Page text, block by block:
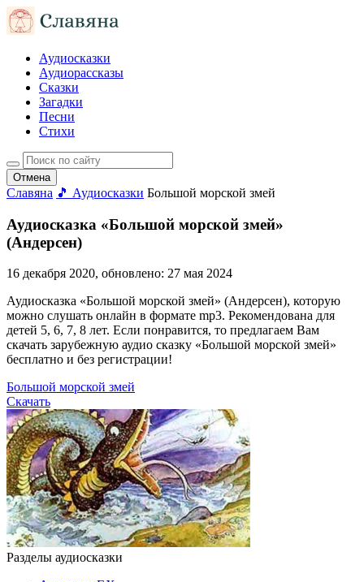
Аудиосказки
Аудиорассказы
Сказки
Загадки
Песни
Стихи
Отмена
Славяна 🎵 Аудиосказки Большой морской змей
Аудиосказка «Большой морской змей»
(Андерсен)
16 декабря 2020, обновлено: 27 мая 2024
Аудиосказка «Большой морской змей» (Андерсен), которую
можно слушать онлайн в формате mp3. Рекомендована для
детей 5, 6, 7, 8 лет. Если понравится, то предлагаем Вам
скачать зарубежную аудио сказку «Большой морской змей»
бесплатно и без регистрации!
Большой морской змей
Скачать
Разделы аудиосказки